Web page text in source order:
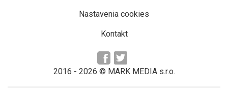
Nastavenia cookies
Kontakt
2016 - 2026 © MARK MEDIA s.r.o.